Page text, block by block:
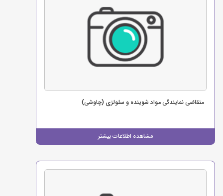
مشاهده اطلاعات بیشتر
متقاضی نمایندگی مواد شوینده و سلولزی (چاوشی)